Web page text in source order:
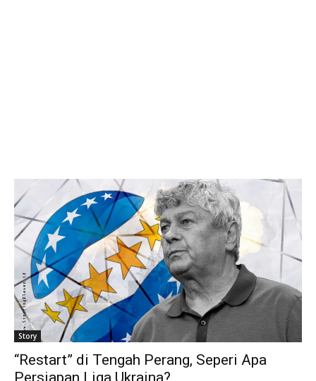
Story
“Restart” di Tengah Perang, Seperi Apa
Persiapan Liga Ukraina?